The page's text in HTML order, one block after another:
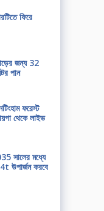
ফিরে
জন্য 32
পান
ফরেস্ট
থেকে লাইভ
সালের মধ্যে
উপার্জন করবে